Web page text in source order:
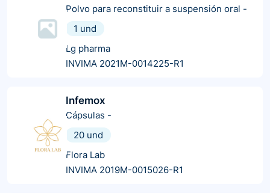
Polvo para reconstituir a suspensión oral -
1 und
Lg pharma
INVIMA 2021M-0014225-R1
Infemox
Cápsulas -
20 und
Flora Lab
INVIMA 2019M-0015026-R1